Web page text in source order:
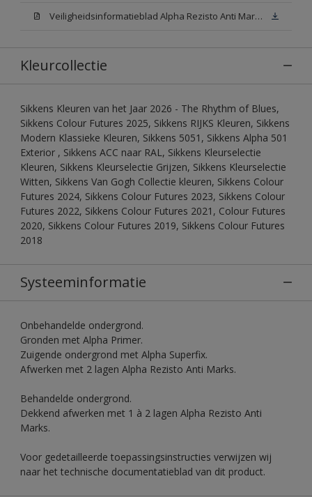
Veiligheidsinformatieblad Alpha Rezisto Anti Marks Mat N00 (MSDS)
Kleurcollectie
Sikkens Kleuren van het Jaar 2026 - The Rhythm of Blues,
Sikkens Colour Futures 2025, Sikkens RIJKS Kleuren, Sikkens
Modern Klassieke Kleuren, Sikkens 5051, Sikkens Alpha 501
Exterior , Sikkens ACC naar RAL, Sikkens Kleurselectie
Kleuren, Sikkens Kleurselectie Grijzen, Sikkens Kleurselectie
Witten, Sikkens Van Gogh Collectie kleuren, Sikkens Colour
Futures 2024, Sikkens Colour Futures 2023, Sikkens Colour
Futures 2022, Sikkens Colour Futures 2021, Colour Futures
2020, Sikkens Colour Futures 2019, Sikkens Colour Futures
2018
Systeeminformatie
Onbehandelde ondergrond.
Gronden met Alpha Primer.
Zuigende ondergrond met Alpha Superfix.
Afwerken met 2 lagen Alpha Rezisto Anti Marks.
Behandelde ondergrond.
Dekkend afwerken met 1 à 2 lagen Alpha Rezisto Anti
Marks.
Voor gedetailleerde toepassingsinstructies verwijzen wij
naar het technische documentatieblad van dit product.